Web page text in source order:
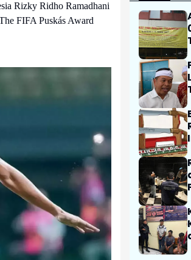
Rizky Ridho Ramadhani
FIFA Puskás Award